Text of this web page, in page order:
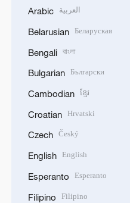
Arabic العربية
Belarusian Беларуская
Bengali বাংলা
Bulgarian Български
Cambodian ខ្មែរ
Croatian Hrvatski
Czech Český
English English
Esperanto Esperanto
Filipino Filipino